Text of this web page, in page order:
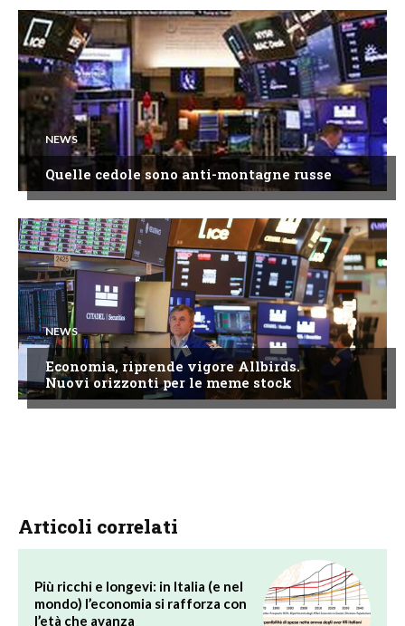
NEWS
Quelle cedole sono anti-montagne russe
NEWS
Economia, riprende vigore Allbirds.
Nuovi orizzonti per le meme stock
Articoli correlati
Più ricchi e longevi: in Italia (e nel
mondo) l’economia si rafforza con
l’età che avanza